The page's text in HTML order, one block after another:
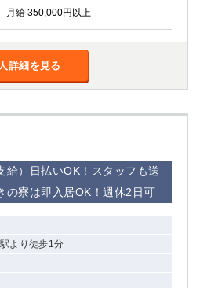
月給 350,000円以上
詳細を見る
給）日払いOK！スタッフも送
の寮は即入居OK！週休2日可
より徒歩1分